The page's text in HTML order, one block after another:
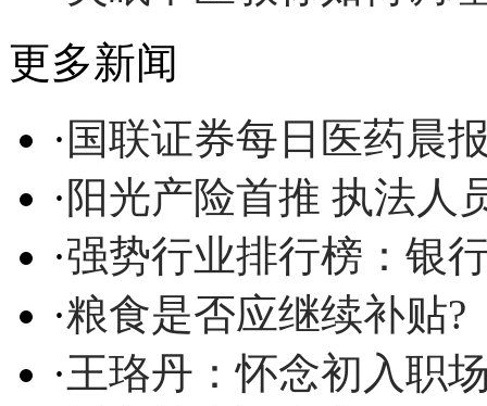
更多新闻
· 国联证券每日医药晨
· 阳光产险首推 执法人
·强势行业排行榜：银
·粮食是否应继续补贴?
·王珞丹：怀念初入职